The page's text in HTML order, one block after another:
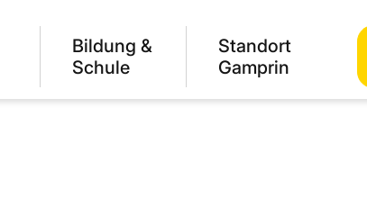
Bildung &
Schule
Standort
Gamprin